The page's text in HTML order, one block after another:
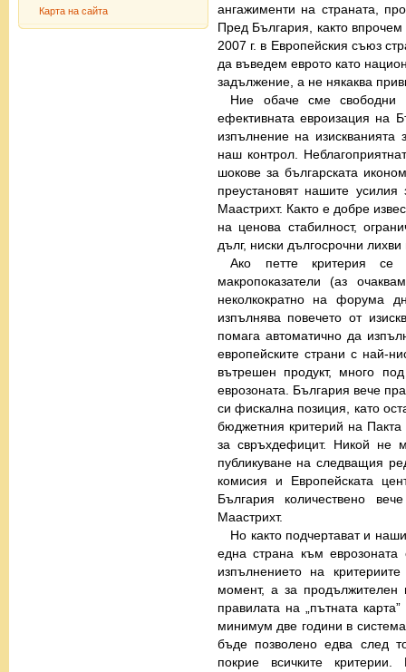
Карта на сайта
ангажименти на страната,
Пред България, както
2007 г. в Европейския съюз
да въведем еврото като
задължение, а не някаква
Ние обаче сме свободни
ефективната евроизация на
изпълнение на
наш контрол.
шокове за българската
преустановят нашите
Маастрихт. Както е добре
на ценова стабилност,
дълг, ниски дългосрочни
Ако петте критерия се
макропоказатели (аз
неколкократно на форума
изпълнява повечето от
помага автоматично да
европейските страни с най-
вътрешен продукт, много
еврозоната. България вече
си фискална позиция, като
бюджетния критерий на
за свръхдефицит. Никой не
публикуване на следващия
комисия и Европейската
България количествено
Маастрихт.
Но както подчертават и
една страна към
изпълнението на
момент, а за
правилата на „пътната
минимум две години в
бъде позволено едва след
покрие всичките